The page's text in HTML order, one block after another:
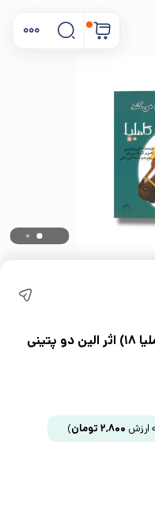
کتاب کاملیا اسب سواری می کند (کاملیا 18) اثر الین دو پتینی
ارزش 2,800 تومان)